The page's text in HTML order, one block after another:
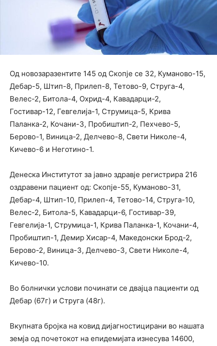
Од новозаразентите 145 од Скопје се 32, Куманово-15,
Дебар-5, Штип-8, Прилеп-8, Тетово-9, Струга-4,
Велес-2, Битола-4, Охрид-4, Кавадарци-2,
Гостивар-12, Гевгелија-1, Струмица-5, Крива
Паланка-2, Кочани-3, Пробиштип-2, Пехчево-5,
Берово-1, Виница-2, Делчево-8, Свети Николе-4,
Кичево-6 и Неготино-1.
Денеска Институтот за јавно здравје регистрира 216
оздравени пациент од: Скопје-55, Куманово-31,
Дебар-4, Штип-10, Прилеп-4, Тетово-14, Струга-10,
Велес-2, Битола-5, Кавадарци-6, Гостивар-39,
Гевгелија-1, Струмица-1, Крива Паланка-1, Кочани-4,
Пробиштип-1, Демир Хисар-4, Македонски Брод-2,
Берово-2, Виница-3, Делчево-3, Свети Николе-4,
Кичево-10.
Во болнички услови починати се двајца пациенти од
Дебар (67г) и Струга (48г).
Вкупната бројка на ковид дијагностицирани во нашата
земја од почетокот на епидемијата изнесува 14600,